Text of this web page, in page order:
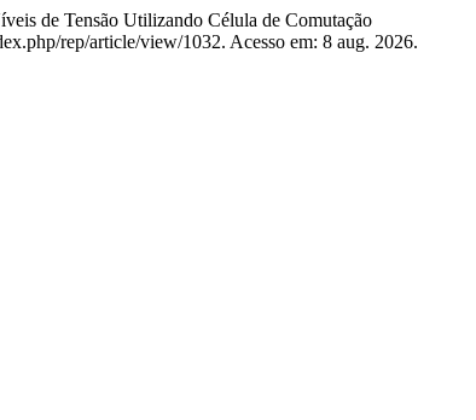
de Tensão Utilizando Célula de Comutação
rep/article/view/1032. Acesso em: 8 aug. 2026.